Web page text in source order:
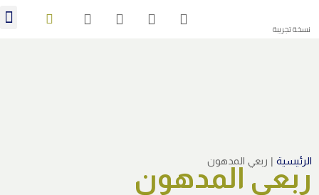
نسخة تجريبة
الرئيسية | ربعي المدهون
ربعي المدهون